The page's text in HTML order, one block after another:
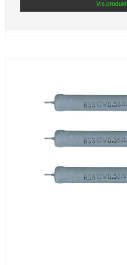
Vis produkt